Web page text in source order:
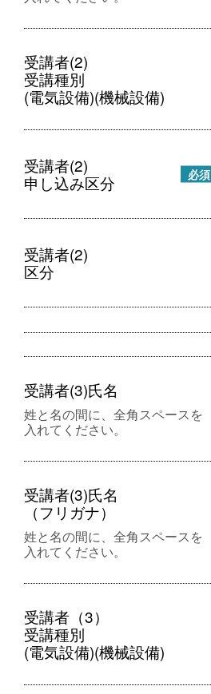
受講者(2)
受講種別
(電気設備)(機械設備)
受講者(2)
申し込み区分
必須
受講者(2)
区分
受講者(3)氏名
姓と名の間に、全角スペースを
入れてください。
受講者(3)氏名
（フリガナ）
姓と名の間に、全角スペースを
入れてください。
受講者（3）
受講種別
(電気設備)(機械設備)